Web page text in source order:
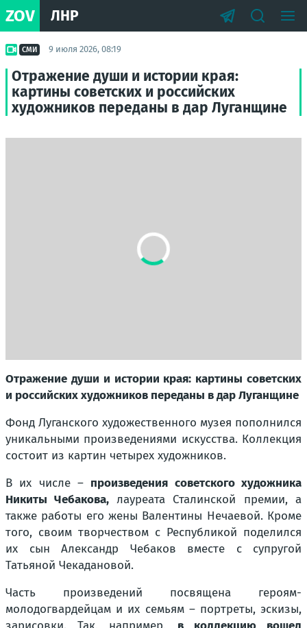
ZOV ЛНР
СМИ 9 июля 2026, 08:19
Отражение души и истории края:
картины советских и российских
художников переданы в дар Луганщине
Отражение души и истории края: картины советских
и российских художников переданы в дар Луганщине
Фонд Луганского художественного музея пополнился
уникальными произведениями искусства. Коллекция
состоит из картин четырех художников.
В их числе – произведения советского художника
Никиты Чебакова, лауреата Сталинской премии, а
также работы его жены Валентины Нечаевой. Кроме
того, своим творчеством с Республикой поделился
их сын Александр Чебаков вместе с супругой
Татьяной Чекадановой.
Часть произведений посвящена героям-
молодогвардейцам и их семьям – портреты, эскизы,